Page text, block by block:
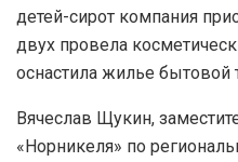
детей-сирот компания
двух провела
оснастила жилье бытовой
Вячеслав Щукин,
«Норникеля» по